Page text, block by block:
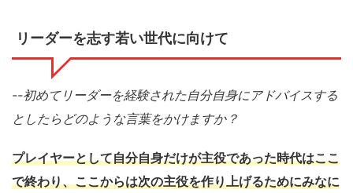
リーダーを志す若い世代に向けて
--初めてリーダーを経験された自分自身にアドバイスする
としたらどのような言葉をかけますか？
プレイヤーとして自分自身だけが主役であった時代はここ
で終わり、ここからは次の主役を作り上げるためにみなに